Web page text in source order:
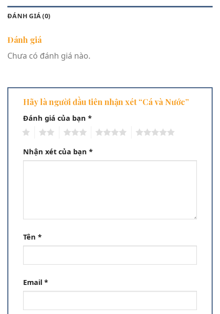
ĐÁNH GIÁ (0)
Đánh giá
Chưa có đánh giá nào.
Hãy là người đầu tiên nhận xét “Cá và Nước”
Đánh giá của bạn *
Nhận xét của bạn *
Tên *
Email *